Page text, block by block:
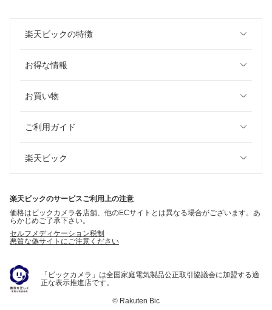
楽天ビックの特徴
お得な情報
お買い物
ご利用ガイド
楽天ビック
楽天ビックのサービスご利用上の注意
価格はビックカメラ各店舗、他のECサイトとは異なる場合がございます。あ
らかじめご了承下さい。
セルフメディケーション税制
悪質な偽サイトにご注意ください
「ビックカメラ」は全国家庭電気製品公正取引協議会に加盟する適
正な表示推進店です。
© Rakuten Bic